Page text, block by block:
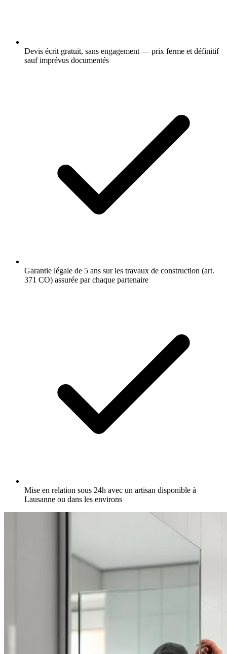
Devis écrit gratuit, sans engagement — prix ferme et définitif
sauf imprévus documentés
Garantie légale de 5 ans sur les travaux de construction (art.
371 CO) assurée par chaque partenaire
Mise en relation sous 24h avec un artisan disponible à
Lausanne ou dans les environs